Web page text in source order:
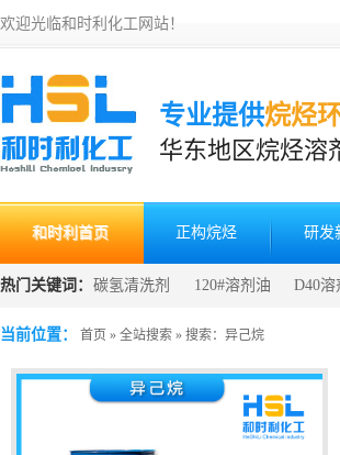
欢迎光临和时利化工网站！
专业提供烷烃
华东地区烷烃溶
和时利首页 正构烷烃 研发
热门关键词： 碳氢清洗剂 120#溶剂油 D40溶
发 清洗剂生产原料
当前位置： 首页 » 全站搜索 » 搜索：异己烷